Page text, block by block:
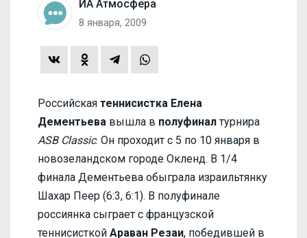
ИА Атмосфера
8 января, 2009
Российская теннисистка Елена
Дементьева вышла в полуфинал турнира
ASB Classic. Он проходит с 5 по 10 января в
новозеландском городе Окленд. В 1/4
финала Дементьева обыграла израильтянку
Шахар Пеер (6:3, 6:1). В полуфинале
россиянка сыграет с французской
теннисисткой Араван Резаи, победившей в